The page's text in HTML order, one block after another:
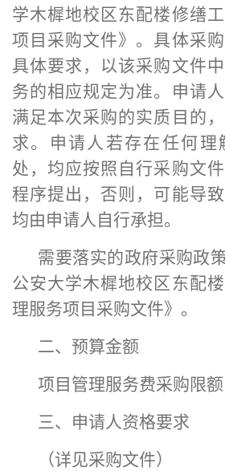
学木樨地校区东配楼修缮
项目采购文件》。具体采
具体要求，以该采购文件
务的相应规定为准。申请
满足本次采购的实质目的
求。申请人若存在任何理
处，均应按照自行采购文
程序提出，否则，可能导
均由申请人自行承担。
需要落实的政府采购政
公安大学木樨地校区东配
理服务项目采购文件》。
二、预算金额
项目管理服务费采购限
三、申请人资格要求
（详见采购文件）